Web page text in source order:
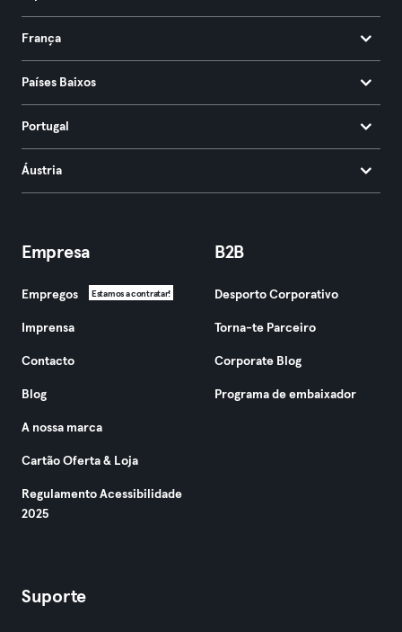
França
Países Baixos
Portugal
Áustria
Empresa
Empregos Estamos a contratar!
Imprensa
Contacto
Blog
A nossa marca
Cartão Oferta & Loja
Regulamento Acessibilidade
2025
B2B
Desporto Corporativo
Torna-te Parceiro
Corporate Blog
Programa de embaixador
Suporte